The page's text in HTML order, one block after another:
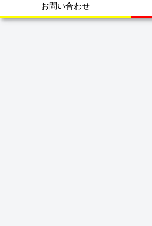
お問い合わせ